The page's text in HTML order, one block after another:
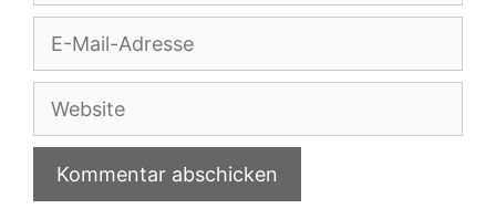
Adresse
Website